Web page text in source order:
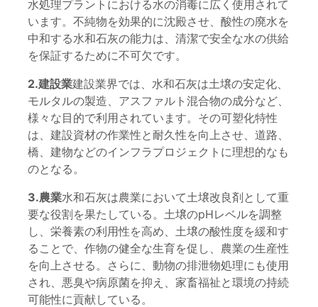
水処理プラントにおける水の消毒に広く使用されて
います。不純物を効果的に沈殿させ、酸性の廃水を
中和する水和石灰の能力は、清潔で安全な水の供給
を保証するために不可欠です。
2.建設業建設業界では、水和石灰は土壌の安定化、
モルタルの製造、アスファルト混合物の成分など、
様々な目的で利用されています。その可塑化特性
は、建設資材の作業性と耐久性を向上させ、道路、
橋、建物などのインフラプロジェクトに理想的なも
のとなる。
3.農業水和石灰は農業において土壌改良剤として重
要な役割を果たしている。土壌のpHレベルを調整
し、栄養素の利用性を高め、土壌の酸性度を緩和す
ることで、作物の健全な生育を促し、農業の生産性
を向上させる。さらに、動物の排泄物処理にも使用
され、悪臭や病原菌を抑え、家畜福祉と環境の持続
可能性に貢献している。